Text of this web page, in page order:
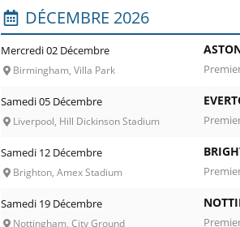
DÉCEMBRE 2026
Mercredi 02 Décembre
Birmingham, Villa Park
Samedi 05 Décembre
Liverpool, Hill Dickinson Stadium
Samedi 12 Décembre
Brighton, Amex Stadium
Samedi 19 Décembre
Nottingham, City Ground